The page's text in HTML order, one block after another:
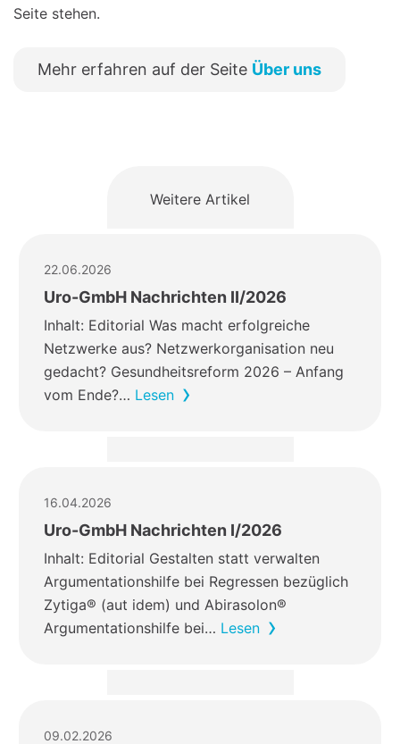
Seite stehen.
Mehr erfahren auf der Seite Über uns
Weitere Artikel
22.06.2026
Uro-GmbH Nachrichten II/2026
Inhalt: Editorial Was macht erfolgreiche
Netzwerke aus? Netzwerkorganisation neu
gedacht? Gesundheitsreform 2026 – Anfang
vom Ende?… Lesen
16.04.2026
Uro-GmbH Nachrichten I/2026
Inhalt: Editorial Gestalten statt verwalten
Argumentationshilfe bei Regressen bezüglich
Zytiga® (aut idem) und Abirasolon®
Argumentationshilfe bei… Lesen
09.02.2026